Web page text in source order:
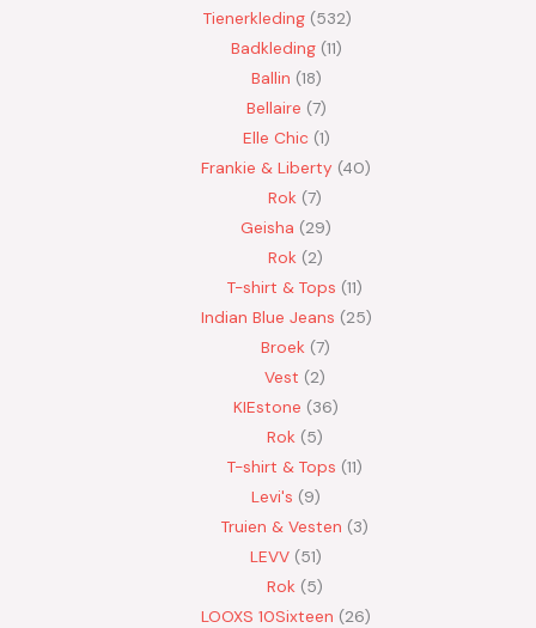
Tienerkleding 532
Badkleding 11
Ballin 18
Bellaire 7
Elle Chic 1
Frankie & Liberty 40
Rok 7
Geisha
29
Rok 2
T-shirt & Tops 11
Indian Blue Jeans 25
Broek 7
Vest
2
KIEstone
36
Rok 5
T-shirt & Tops 11
Levi's
9
Truien & Vesten
3
LEVV 51
Rok 5
LOOXS 10Sixteen
26